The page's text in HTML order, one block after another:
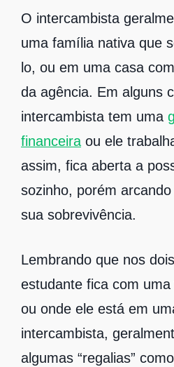
O intercambista
uma família nativa que
lo, ou em uma casa
da agência. Em alguns
intercambista tem uma
financeira ou ele
assim, fica aberta a
sozinho, porém
sua sobrevivência.
Lembrando que nos
estudante fica com
ou onde ele está em
intercambista,
algumas “regalias”